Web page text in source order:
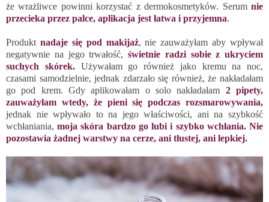
że wrażliwce powinni korzystać z dermokosmetyków. Serumnie
przecieka przez palce, aplikacja jest łatwa i przyjemna.
Produkt nadaje się pod makijaż, nie zauważyłam aby wpływał
negatywnie na jego trwałość, świetnie radzi sobie z ukryciem
suchych skórek.Używałam go również jako kremu na noc,
czasami samodzielnie, jednak zdarzało się również, że nakładałam
go pod krem. Gdy aplikowałam o solo nakładałam 2 pipety,
zauważyłam wtedy, że pieni się podczas rozsmarowywania,
jednak nie wpływało to na jego właściwości, ani na szybkość
wchłaniania,moja skóra bardzo go lubi i szybko wchłania. Nie
pozostawia żadnej warstwy na cerze, ani tłustej, ani lepkiej.